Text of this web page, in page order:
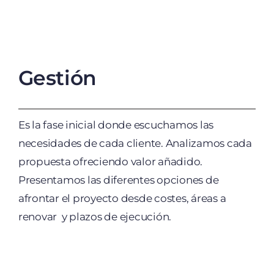
Gestión
Es la fase inicial donde escuchamos las
necesidades de cada cliente. Analizamos cada
propuesta ofreciendo valor añadido.
Presentamos las diferentes opciones de
afrontar el proyecto desde costes, áreas a
renovar y plazos de ejecución.